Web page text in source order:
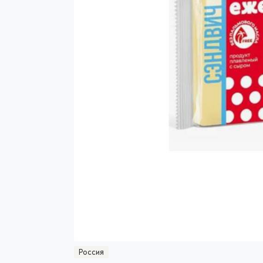
Россия